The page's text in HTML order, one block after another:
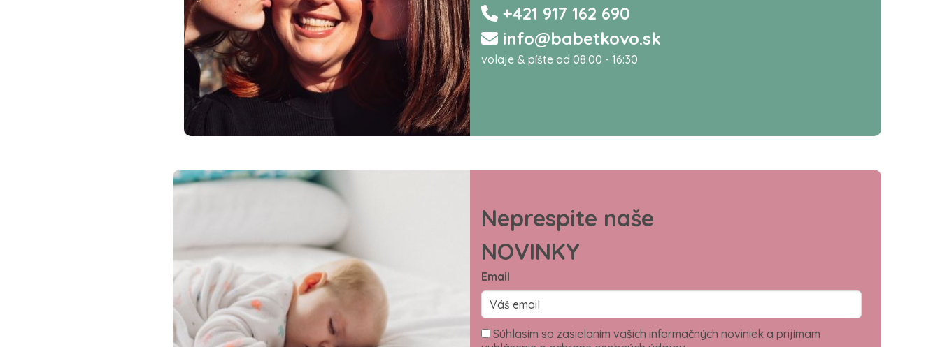
+421 917 162 690
info@babetkovo.sk
volaje & píšte od 08:00 - 16:30
Neprespite naše
NOVINKY
Email
Súhlasím so zasielaním vašich informačných noviniek a prijímam